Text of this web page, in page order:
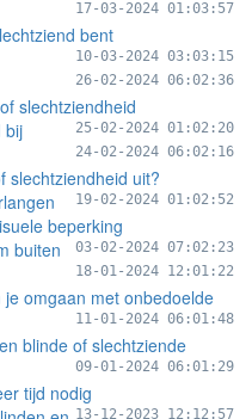
17-03-2024 01:03:57
bent
10-03-2024 03:03:15
26-02-2024 06:02:36
slechtziendheid
25-02-2024 01:02:20
bij
24-02-2024 06:02:16
slechtziendheid uit?
19-02-2024 01:02:52
beperking
03-02-2024 07:02:23
buiten
18-01-2024 12:01:22
omgaan met onbedoelde
11-01-2024 06:01:48
blinde of slechtziende
09-01-2024 06:01:29
tijd nodig
13-12-2023 12:12:57